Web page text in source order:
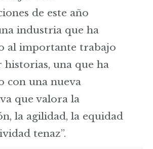
de este año
industria que ha
al importante trabajo
historias, una que ha
con una nueva
que valora la
la agilidad, la equidad
tenaz”.